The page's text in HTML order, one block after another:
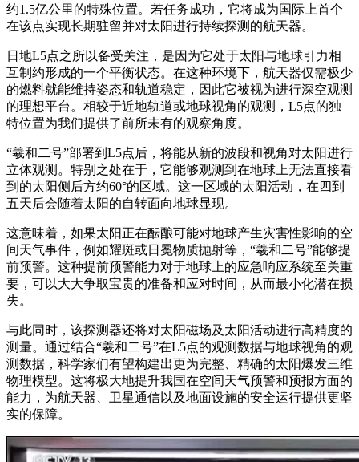
约1.5亿公里的特殊位置。若任务成功，它将成为国际上首个
在该点实现长期驻留并对太阳进行持续探测的航天器。
日地L5点之所以备受关注，是因为它处于太阳与地球引力相
互制约形成的一个平衡状态。在这种环境下，航天器仅需极少
的燃料就能维持姿态和轨道稳定，因此它被视为进行深空观测
的理想平台。相较于近地轨道或地球视角的观测，L5点的独
特位置为我们提供了前所未有的观察角度。
“羲和二号”部署到L5点后，将能从新的波段和视角对太阳进行
立体观测。特别之处在于，它能够观测到在地球上无法直接看
到的太阳侧后方约60°的区域。这一区域的太阳活动，在四到
五天后会随着太阳的自转面向地球显现。
这意味着，如果太阳正在酝酿可能对地球产生灾害性影响的空
间天气事件，例如耀斑或日冕物质抛射等，“羲和二号”能够提
前预警。这种提前预警能力对于地球上的应急响应系统至关重
要，可以大大争取宝贵的准备和应对时间，从而最小化潜在损
失。
与此同时，该探测器还将对太阳磁场及太阳活动进行高精度的
测量。通过结合“羲和二号”在L5点的观测数据与地球视角的观
测数据，科学家们有望构建出更为完整、精确的太阳爆发三维
物理模型。这将极大地提升我国在空间天气预警和预报方面的
能力，为航天器、卫星通信以及地面设施的安全运行提供更坚
实的保障。